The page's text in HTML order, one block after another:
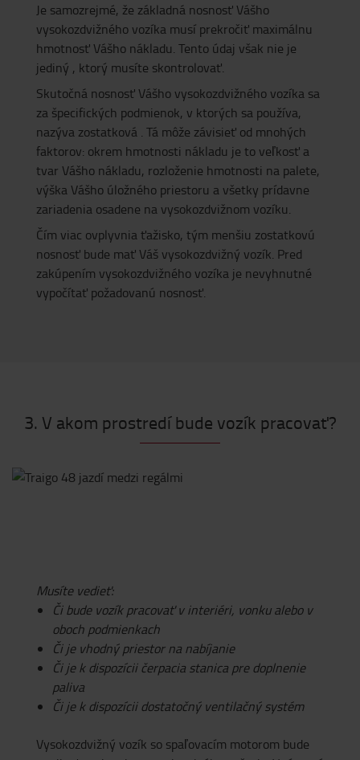
Je samozrejmé, že základná nosnosť Vášho
vysokozdvižného vozíka musí prekročiť maximálnu
hmotnosť Vášho nákladu. Tento údaj však nie je
jediný , ktorý musíte skontrolovať.
Skutočná nosnosť Vášho vysokozdvižného vozíka sa
za špecifických podmienok, v ktorých sa používa,
nazýva zostatková . Tá môže závisieť od mnohých
faktorov: okrem hmotnosti nákladu je to veľkosť a
tvar Vášho nákladu, rozloženie hmotnosti na palete,
výška Vášho úložného priestoru a všetky prídavne
zariadenia osadene na vysokozdvižnom vozíku.
Čím viac ovplyvnia ťažisko, tým menšiu zostatkovú
nosnosť bude mať Váš vysokozdvižný vozík. Pred
zakúpením vysokozdvižného vozíka je nevyhnutné
vypočítať požadovanú nosnosť.
3. V akom prostredí bude vozík pracovať?
Musíte vedieť:
Či bude vozík pracovať v interiéri, vonku alebo v
oboch podmienkach
Či je vhodný priestor na nabíjanie
Či je k dispozícii čerpacia stanica pre doplnenie
paliva
Či je k dispozícii dostatočný ventilačný systém
Vysokozdvižný vozík so spaľovacím motorom bude